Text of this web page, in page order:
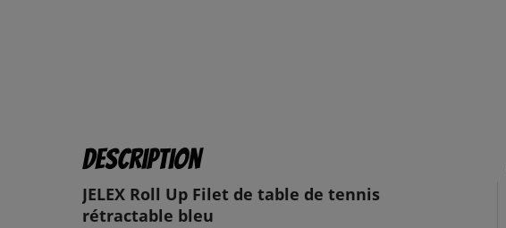
Description
JELEX Roll Up Filet de table de tennis
rétractable bleu